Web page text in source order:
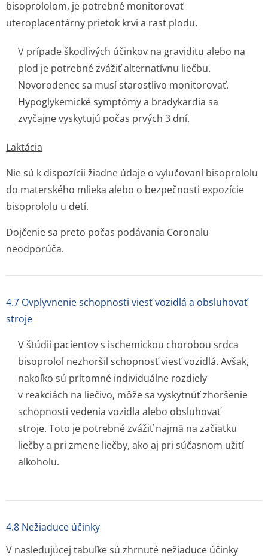
bisoprololom, je potrebné monitorovať
uteroplacentárny prietok krvi a rast plodu.
V prípade škodlivých účinkov na graviditu alebo na
plod je potrebné zvážiť alternatívnu liečbu.
Novorodenec sa musí starostlivo monitorovať.
Hypoglykemické symptómy a bradykardia sa
zvyčajne vyskytujú počas prvých 3 dní.
Laktácia
Nie sú k dispozícii žiadne údaje o vylučovaní bisoprololu
do materského mlieka alebo o bezpečnosti expozície
bisoprololu u detí.
Dojčenie sa preto počas podávania Coronalu
neodporúča.
4.7 Ovplyvnenie schopnosti viesť vozidlá a obsluhovať
stroje
V štúdii pacientov s ischemickou chorobou srdca
bisoprolol nezhoršil schopnosť viesť vozidlá. Avšak,
nakoľko sú prítomné individuálne rozdiely
v reakciách na liečivo, môže sa vyskytnúť zhoršenie
schopnosti vedenia vozidla alebo obsluhovať
stroje. Toto je potrebné zvážiť najmä na začiatku
liečby a pri zmene liečby, ako aj pri súčasnom užití
alkoholu.
4.8 Nežiaduce účinky
V nasledujúcej tabuľke sú zhrnuté nežiaduce účinky